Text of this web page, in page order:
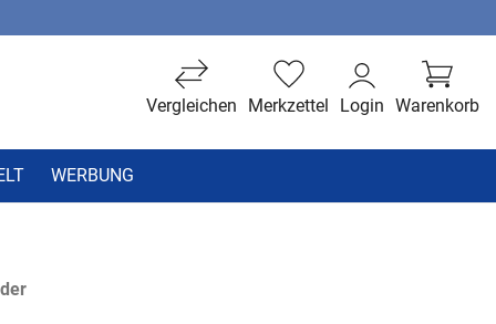
Warenkorb
Login
Merkzettel
Vergleichen
WERBUNG